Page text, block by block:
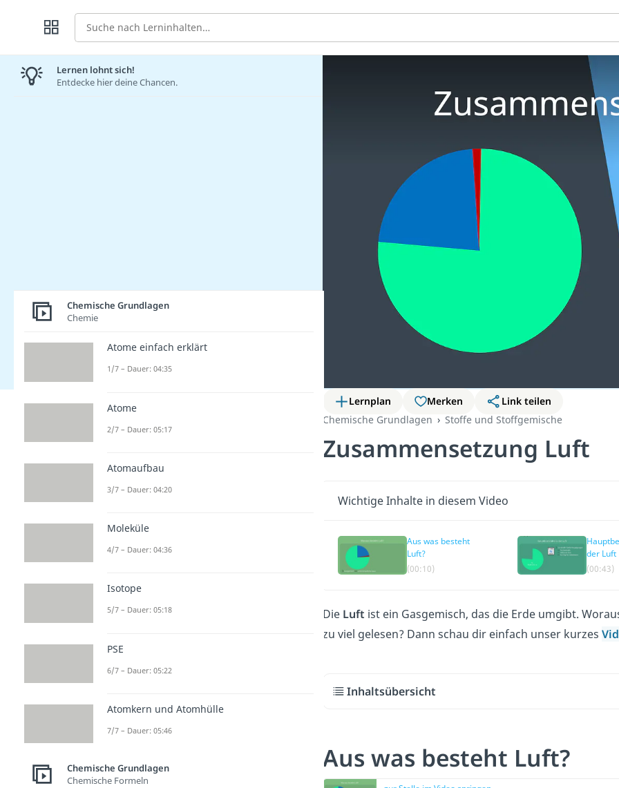
Suche
Lernplan Merken
Link teilen
Chemische Grundlagen
Stoffe und Stoffgemische
Zusammensetzung Luft
Wichtige Inhalte in diesem Video
Aus was besteht
Luft?
(00:10)
der Luft
(00:43)
Die Luft ist ein Gasgemisch, das die Erde umgibt.
zu viel gelesen? Dann schau dir einfach unser kurzes
Inhaltsübersicht
Aus was besteht Luft?
Lernen lohnt sich!
Entdecke hier deine Chancen.
Chemische Grundlagen
Chemie
Atome einfach erklärt
1/7 – Dauer: 04:35
Atome
2/7 – Dauer: 05:17
Atomaufbau
3/7 – Dauer: 04:20
Moleküle
4/7 – Dauer: 04:36
Isotope
5/7 – Dauer: 05:18
PSE
6/7 – Dauer: 05:22
Atomkern und Atomhülle
7/7 – Dauer: 05:46
Chemische Grundlagen
Chemische Formeln